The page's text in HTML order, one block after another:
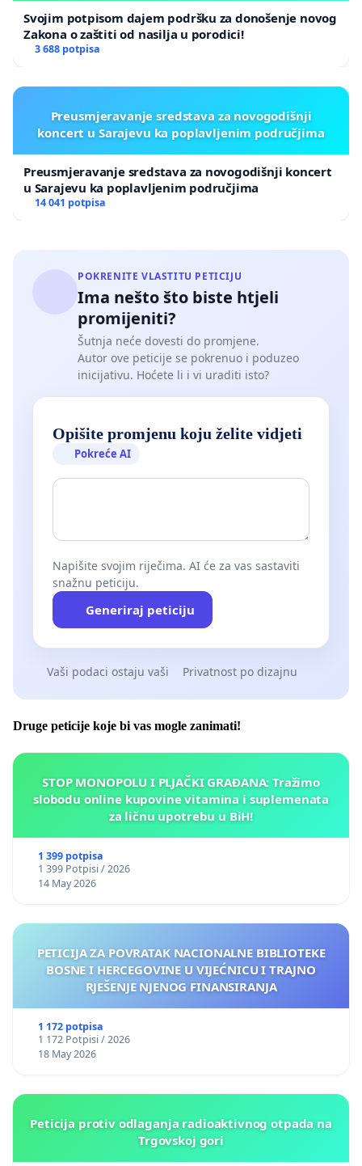
Svojim potpisom dajem podršku za donošenje novog
Zakona o zaštiti od nasilja u porodici!
3 688 potpisa
Preusmjeravanje sredstava za novogodišnji
koncert u Sarajevu ka poplavljenim područjima
Preusmjeravanje sredstava za novogodišnji koncert
u Sarajevu ka poplavljenim područjima
14 041 potpisa
POKRENITE VLASTITU PETICIJU
Ima nešto što biste htjeli
promijeniti?
Šutnja neće dovesti do promjene.
Autor ove peticije se pokrenuo i poduzeo
inicijativu. Hoćete li i vi uraditi isto?
Opišite promjenu koju želite vidjeti
Pokreće AI
Napišite svojim riječima. AI će za vas sastaviti
snažnu peticiju.
Generiraj peticiju
Vaši podaci ostaju vaši Privatnost po dizajnu
Druge peticije koje bi vas mogle zanimati!
STOP MONOPOLU I PLJAČKI GRAĐANA: Tražimo
slobodu online kupovine vitamina i suplemenata
za ličnu upotrebu u BiH!
1 399 potpisa
1 399 Potpisi / 2026
14 May 2026
PETICIJA ZA POVRATAK NACIONALNE BIBLIOTEKE
BOSNE I HERCEGOVINE U VIJEĆNICU I TRAJNO
RJEŠENJE NJENOG FINANSIRANJA
1 172 potpisa
1 172 Potpisi / 2026
18 May 2026
Peticija protiv odlaganja radioaktivnog otpada na
Trgovskoj gori